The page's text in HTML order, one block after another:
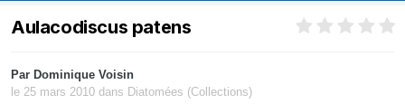
Aulacodiscus patens
Par Dominique Voisin
le 25 mars 2010 dans Diatomées (Collections)